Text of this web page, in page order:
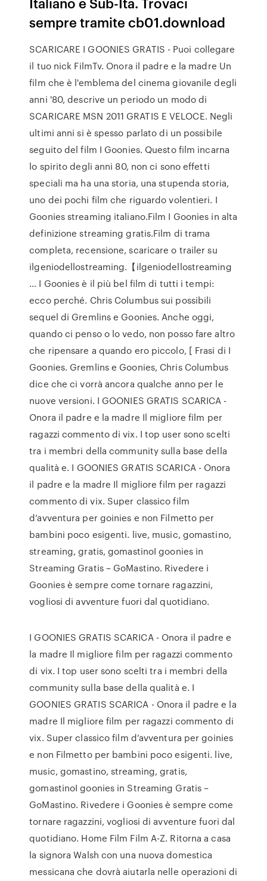
sempre tramite cb01.download
SCARICARE I GOONIES GRATIS - Puoi collegare
il tuo nick FilmTv. Onora il padre e la madre Un
film che è l'emblema del cinema giovanile degli
anni '80, descrive un periodo un modo di
SCARICARE MSN 2011 GRATIS E VELOCE. Negli
ultimi anni si è spesso parlato di un possibile
seguito del film I Goonies. Questo film incarna
lo spirito degli anni 80, non ci sono effetti
speciali ma ha una storia, una stupenda storia,
uno dei pochi film che riguardo volentieri. I
Goonies streaming italiano.Film I Goonies in alta
definizione streaming gratis.Film di trama
completa, recensione, scaricare o trailer su
ilgeniodellostreaming.【ilgeniodellostreaming
… I Goonies è il più bel film di tutti i tempi:
ecco perché. Chris Columbus sui possibili
sequel di Gremlins e Goonies. Anche oggi,
quando ci penso o lo vedo, non posso fare altro
che ripensare a quando ero piccolo, [ Frasi di I
Goonies. Gremlins e Goonies, Chris Columbus
dice che ci vorrà ancora qualche anno per le
nuove versioni. I GOONIES GRATIS SCARICA -
Onora il padre e la madre Il migliore film per
ragazzi commento di vix. I top user sono scelti
tra i membri della community sulla base della
qualità e. I GOONIES GRATIS SCARICA - Onora
il padre e la madre Il migliore film per ragazzi
commento di vix. Super classico film
d’avventura per goinies e non Filmetto per
bambini poco esigenti. live, music, gomastino,
streaming, gratis, gomastinoI goonies in
Streaming Gratis – GoMastino. Rivedere i
Goonies è sempre come tornare ragazzini,
vogliosi di avventure fuori dal quotidiano.
I GOONIES GRATIS SCARICA - Onora il padre e
la madre Il migliore film per ragazzi commento
di vix. I top user sono scelti tra i membri della
community sulla base della qualità e. I
GOONIES GRATIS SCARICA - Onora il padre e la
madre Il migliore film per ragazzi commento di
vix. Super classico film d’avventura per goinies
e non Filmetto per bambini poco esigenti. live,
music, gomastino, streaming, gratis,
gomastinoI goonies in Streaming Gratis –
GoMastino. Rivedere i Goonies è sempre come
tornare ragazzini, vogliosi di avventure fuori dal
quotidiano. Home Film Film A-Z. Ritorna a casa
la signora Walsh con una nuova domestica
messicana che dovrà aiutarla nelle operazioni di